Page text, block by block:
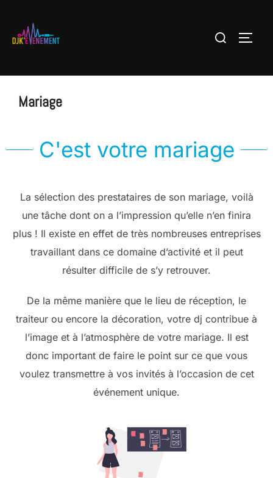
Mariage
C'est votre mariage
La sélection des prestataires de son mariage, voilà
une tâche dont on a l’impression qu’elle n’en finira
plus ! Il existe en effet de très nombreuses entreprises
travaillant dans ce domaine d’activité et il peut
résulter difficile de s’y retrouver.
De la même manière que le lieu de réception, le
traiteur ou encore la décoration, votre dj contribue à
l’image et à l’atmosphère de votre mariage. Il est
donc important de faire le point sur ce que vous
voulez transmettre à vos invités à l’occasion de cet
événement unique.